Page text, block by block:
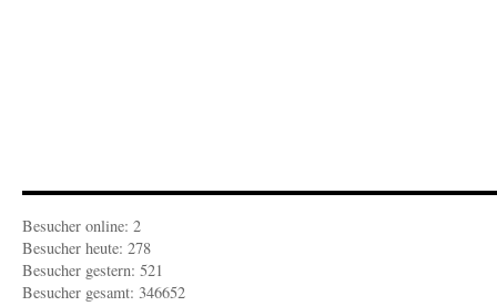
Besucher online: 2
Besucher heute: 278
Besucher gestern: 521
Besucher gesamt: 346652